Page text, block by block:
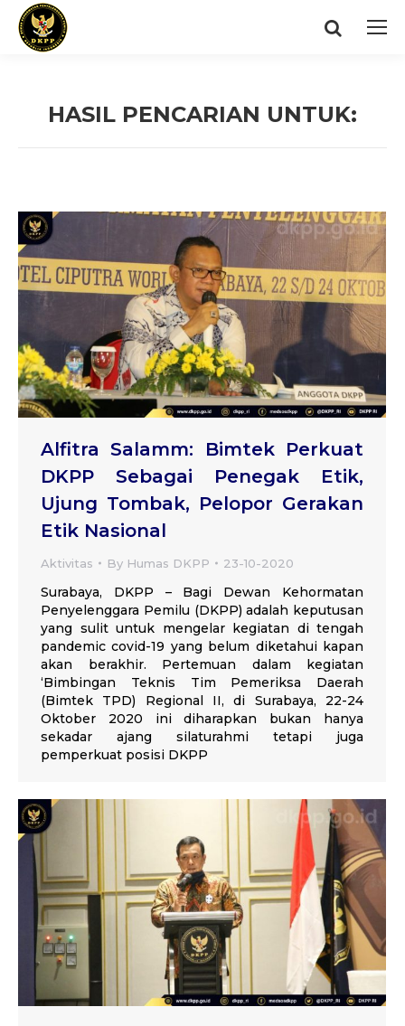
Search:
HASIL PENCARIAN UNTUK:
Alfitra Salamm: Bimtek Perkuat
DKPP Sebagai Penegak Etik,
Ujung Tombak, Pelopor Gerakan
Etik Nasional
Aktivitas By Humas DKPP 23-10-2020
Surabaya, DKPP – Bagi Dewan Kehormatan
Penyelenggara Pemilu (DKPP) adalah keputusan
yang sulit untuk mengelar kegiatan di tengah
pandemic covid-19 yang belum diketahui kapan
akan berakhir. Pertemuan dalam kegiatan
‘Bimbingan Teknis Tim Pemeriksa Daerah
(Bimtek TPD) Regional II, di Surabaya, 22-24
Oktober 2020 ini diharapkan bukan hanya
sekadar ajang silaturahmi tetapi juga
pemperkuat posisi DKPP